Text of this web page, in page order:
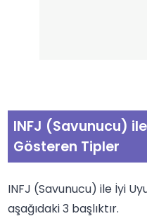
INFJ (Savunucu)
Gösteren Tipler
INFJ (Savunucu) ile İyi
aşağıdaki 3 başlıktır.